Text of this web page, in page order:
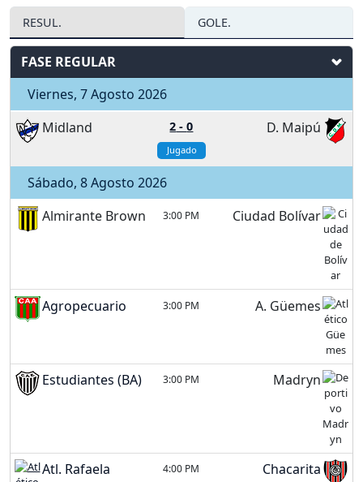
RESUL. GOLE.
FASE REGULAR
Viernes, 7 Agosto 2026
Midland
2 -0 D. Maipú
Jugado
Sábado, 8 Agosto 2026
Almirante Brown
3:00 PM Ciudad Bolívar
Agropecuario 3:00 PM A. Güemes
Estudiantes (BA) 3:00 PM Madryn
Atl. Rafaela 4:00 PM Chacarita